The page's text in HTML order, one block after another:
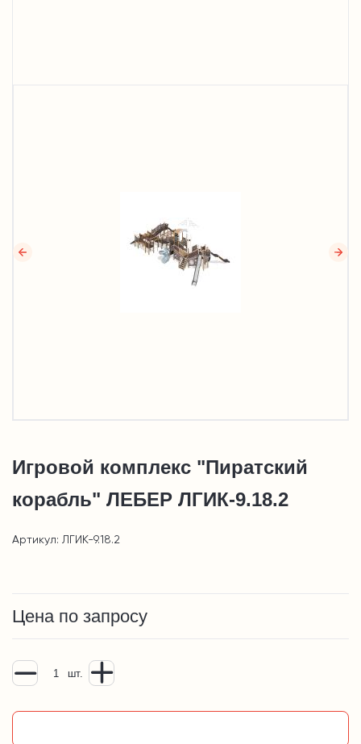
Игровой комплекс "Пиратский
корабль" ЛЕБЕР ЛГИК-9.18.2
Артикул: ЛГИК-9.18.2
Цена по запросу
шт.